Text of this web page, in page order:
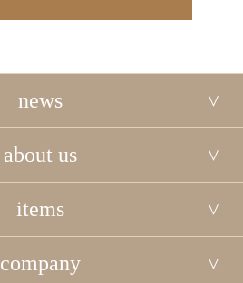
news
about us
items
company